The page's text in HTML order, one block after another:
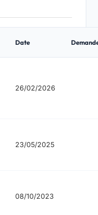
Date
26/02/2026
23/05/2025
08/10/2023